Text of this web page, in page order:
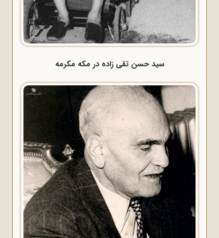
سید حسن تقی زاده در مکه مکرمه